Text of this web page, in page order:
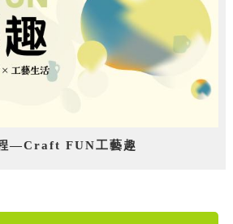
—Craft FUN工藝趣